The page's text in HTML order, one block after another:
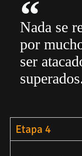
Nada se
por
ser
Etapa 4